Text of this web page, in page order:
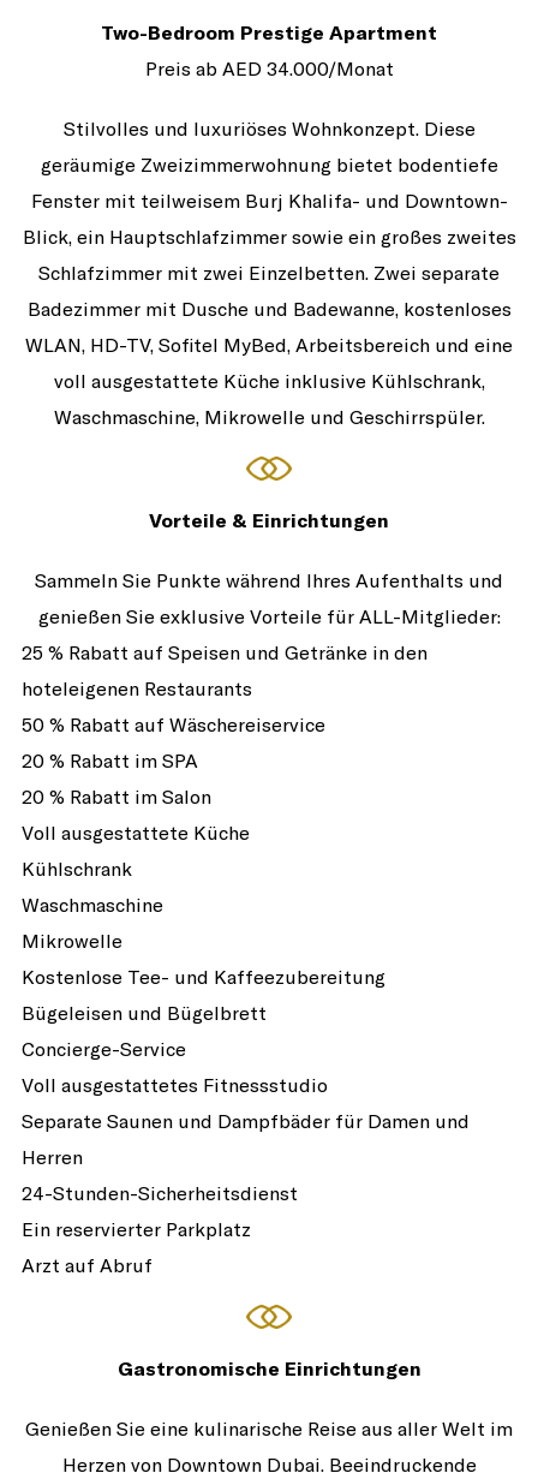
Two-Bedroom Prestige Apartment
Preis ab AED 34.000/Monat
Stilvolles und luxuriöses Wohnkonzept. Diese
geräumige Zweizimmerwohnung bietet bodentiefe
Fenster mit teilweisem Burj Khalifa- und Downtown-
Blick, ein Hauptschlafzimmer sowie ein großes zweites
Schlafzimmer mit zwei Einzelbetten. Zwei separate
Badezimmer mit Dusche und Badewanne, kostenloses
WLAN, HD-TV, Sofitel MyBed, Arbeitsbereich und eine
voll ausgestattete Küche inklusive Kühlschrank,
Waschmaschine, Mikrowelle und Geschirrspüler.
Vorteile & Einrichtungen
Sammeln Sie Punkte während Ihres Aufenthalts und
genießen Sie exklusive Vorteile für ALL-Mitglieder:
25 % Rabatt auf Speisen und Getränke in den
hoteleigenen Restaurants
50 % Rabatt auf Wäschereiservice
20 % Rabatt im SPA
20 % Rabatt im Salon
Voll ausgestattete Küche
Kühlschrank
Waschmaschine
Mikrowelle
Kostenlose Tee- und Kaffeezubereitung
Bügeleisen und Bügelbrett
Concierge-Service
Voll ausgestattetes Fitnessstudio
Separate Saunen und Dampfbäder für Damen und
Herren
24-Stunden-Sicherheitsdienst
Ein reservierter Parkplatz
Arzt auf Abruf
Gastronomische Einrichtungen
Genießen Sie eine kulinarische Reise aus aller Welt im
Herzen von Downtown Dubai. Beeindruckende